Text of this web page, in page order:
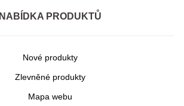
NABÍDKA PRODUKTŮ
Nové produkty
Zlevněné produkty
Mapa webu